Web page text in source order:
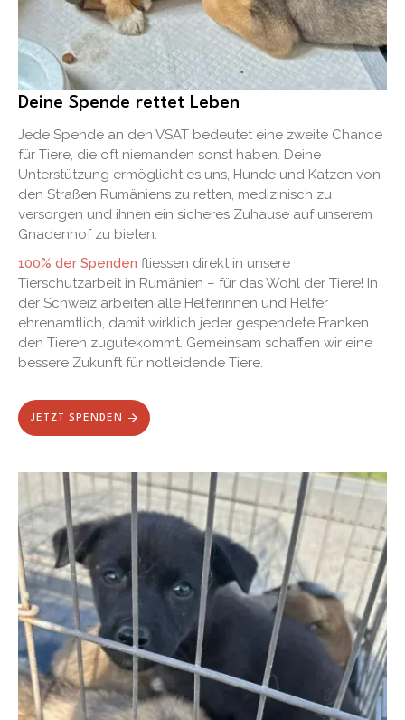
Deine Spende rettet Leben
Jede Spende an den VSAT bedeutet eine zweite Chance
für Tiere, die oft niemanden sonst haben. Deine
Unterstützung ermöglicht es uns, Hunde und Katzen von
den Straßen Rumäniens zu retten, medizinisch zu
versorgen und ihnen ein sicheres Zuhause auf unserem
Gnadenhof zu bieten.
100% der Spenden fliessen direkt in unsere
Tierschutzarbeit in Rumänien – für das Wohl der Tiere! In
der Schweiz arbeiten alle Helferinnen und Helfer
ehrenamtlich, damit wirklich jeder gespendete Franken
den Tieren zugutekommt. Gemeinsam schaffen wir eine
bessere Zukunft für notleidende Tiere.
JETZT SPENDEN